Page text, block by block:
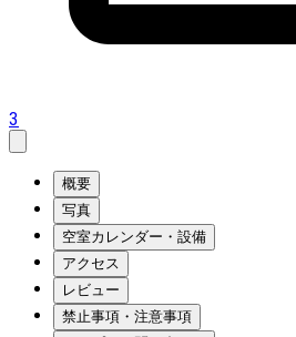
3
概要
写真
空室カレンダー・設備
アクセス
レビュー
禁止事項・注意事項